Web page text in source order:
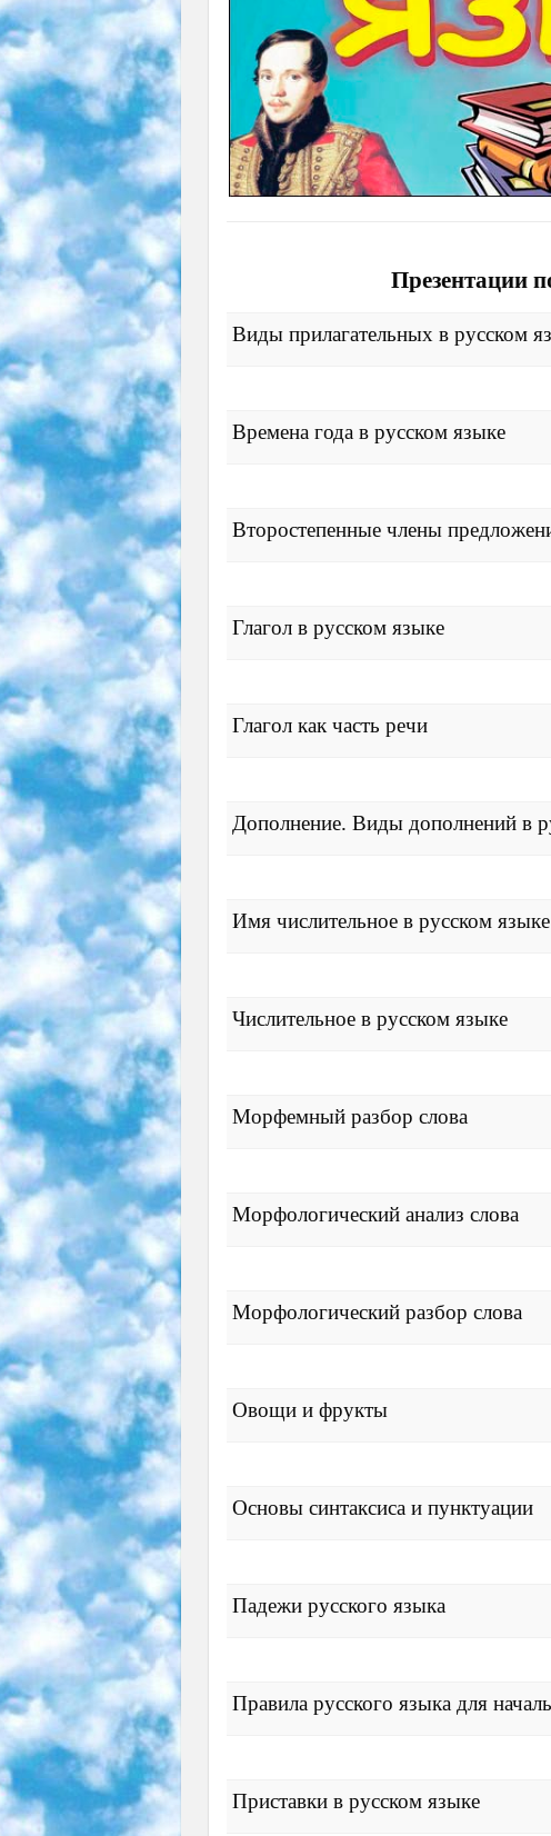
Презентации
Виды прилагательных в русском
Времена года в русском языке
Второстепенные члены
Глагол в русском языке
Глагол как часть речи
Дополнение. Виды дополнений в
Имя числительное в русском языке
Числительное в русском языке
Морфемный разбор слова
Морфологический анализ слова
Морфологический разбор слова
Овощи и фрукты
Основы синтаксиса и пунктуации
Падежи русского языка
Правила русского языка для
Приставки в русском языке